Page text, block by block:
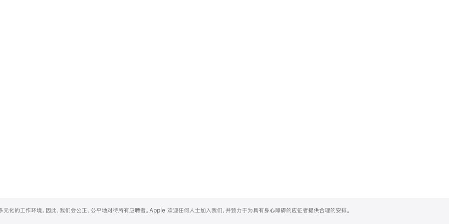
化的工作环境。因此，我们会公正、公平地对待所有应聘者。Apple 欢迎任何人士加入我们，并致力于为具有身心障碍的应征者提供合理的安排。